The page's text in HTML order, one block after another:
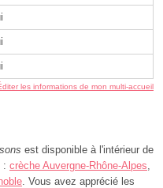
les informations de mon multi-accueil
est disponible à l'intérieur de
: crèche Auvergne-Rhône-Alpes
. Vous avez apprécié les